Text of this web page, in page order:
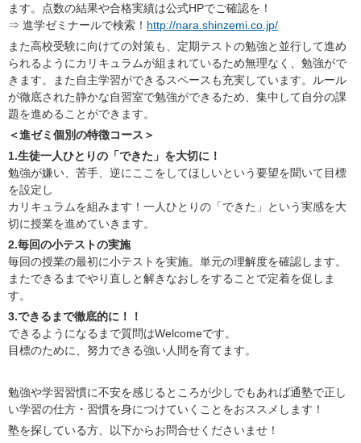
ます。点数の結果や合格実績は公式HPでご確認を！
⇒ 進学ゼミナールで検索！ http://nara.shinzemi.co.jp/
また高校受験に向けての対策も、定期テストの勉強と並行して進め
られるようにカリキュラムが組まれているため無理なく、勉強がで
きます。また自主学習ができるスペースも充実しています。ルール
が徹底された静かな自習室で勉強ができるため、集中して自分の課
題を進めることができます。
＜進ゼミ個別の特徴コース＞
1.生徒一人ひとりの「できた」を大切に！
勉強が嫌い、苦手、逆にここをしてほしいという要望を聞いて目標
を設定し
カリキュラムを組みます！一人ひとりの「できた」という実感を大
切に授業を進めていきます。
2.毎回の小テストの実施
毎回の授業の最初に小テストを実施。単元の理解度を確認します。
またできるまでやり直しと解きなおしをすることで定着を促しま
す。
3.できるまで徹底的に！！
できるようになるまで質問はWelcomeです。
目標のために、努力できる強い人間を育てます。
勉強や学習習慣に不安を感じるところが少しでもあれば通塾で正し
い学習の仕方・習慣を身につけていくことをおススメします！
塾を探している方、以下からお問合せくださいませ！